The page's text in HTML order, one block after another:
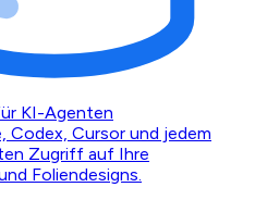
KI-Agenten
Codex, Cursor und jedem
Zugriff auf Ihre
Foliendesigns.